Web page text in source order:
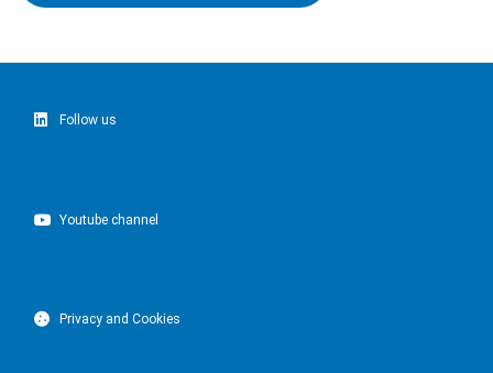
Follow us
Youtube channel
Privacy and Cookies